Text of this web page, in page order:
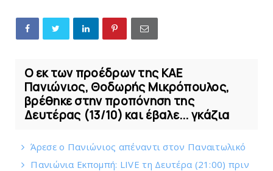
O εκ των προέδρων της ΚΑΕ
Πανιώνιος, Θοδωρής Μικρόπουλος,
βρέθηκε στην προπόνηση της
Δευτέρας (13/10) και έβαλε... γκάζια
Άρεσε ο Πανιώνιος απέναντι στoν Παναιτωλικό
Πανιώνια Εκπομπή: LIVE τη Δευτέρα (21:00) πριν